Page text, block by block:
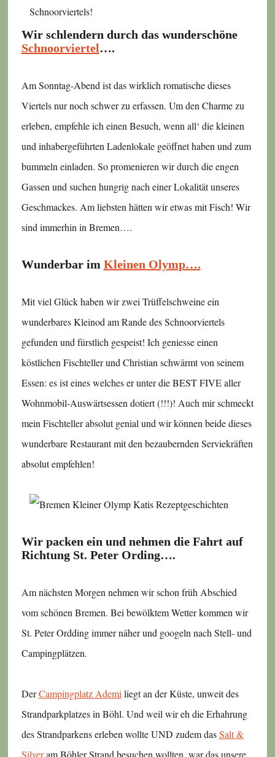
Schnoorviertels!
Wir schlendern durch das wunderschöne
Schnoorviertel….
Am Sonntag-Abend ist das wirklich romatische dieses
Viertels nur noch schwer zu erfassen. Um den Charme zu
erleben, empfehle ich einen Besuch, wenn all‘ die kleinen
und inhabergeführten Ladenlokale geöffnet haben und zum
bummeln einladen. So promenieren wir durch die engen
Gassen und suchen hungrig nach einer Lokalität unseres
Geschmackes. Am liebsten hätten wir etwas mit Fisch! Wir
sind immerhin in Bremen….
Wunderbar im Kleinen Olymp….
Mit viel Glück haben wir zwei Trüffelschweine ein
wunderbares Kleinod am Rande des Schnoorviertels
gefunden und fürstlich gespeist! Ich geniesse einen
köstlichen Fischteller und Christian schwärmt von seinem
Essen: es ist eines welches er unter die BEST FIVE aller
Wohnmobil-Auswärtsessen dotiert (!!!)! Auch mir schmeckt
mein Fischteller absolut genial und wir können beide dieses
wunderbare Restaurant mit den bezaubernden Serviekräften
absolut empfehlen!
Wir packen ein und nehmen die Fahrt auf
Richtung St. Peter Ording….
Am nächsten Morgen nehmen wir schon früh Abschied
vom schönen Bremen. Bei bewölktem Wetter kommen wir
St. Peter Ordding immer näher und googeln nach Stell- und
Campingplätzen.
DerCampingplatz Ademi liegt an der Küste, unweit des
Strandparkplatzes in Böhl. Und weil wir eh die Erhahrung
des Strandparkens erleben wollte UND zudem dasSalt &
Silveram Böhler Strand besuchen wollten, war das unsere